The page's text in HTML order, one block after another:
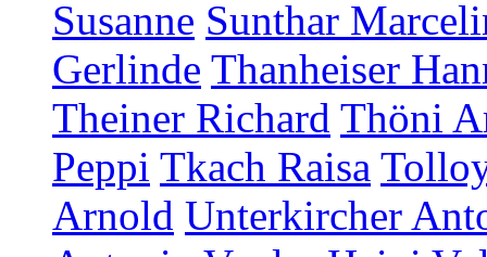
Susanne Sunthar
Gerlinde Thanheiser
Theiner Richard Thöni
Peppi Tkach Raisa
Arnold Unterkircher